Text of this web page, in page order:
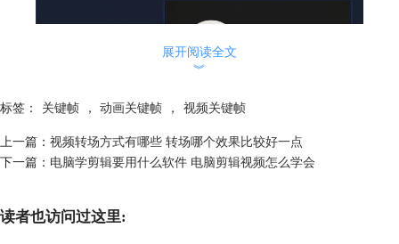
图2：开始帧
其他位置并调整大小。
展开阅读全文
︾
标签： 关键帧 ， 动画关键帧 ， 视频关键帧
上一篇： 视频转场方式有哪些 转场哪个效果比较好一点
下一篇： 电脑学剪辑要用什么软件 电脑剪辑视频怎么学会
读者也访问过这里: